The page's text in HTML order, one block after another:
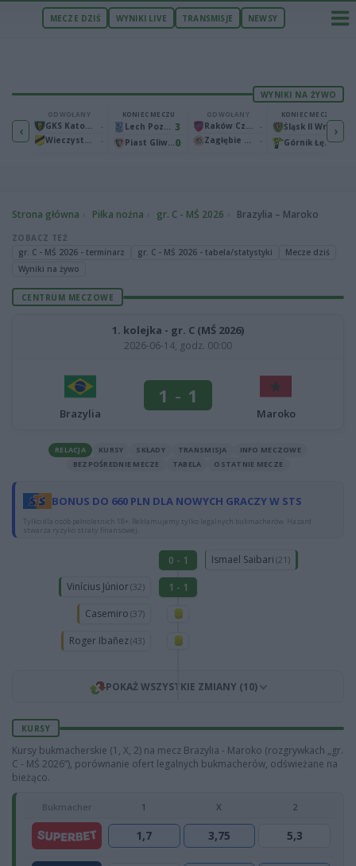
MECZE DZIŚ WYNIKI LIVE TRANSMISJE NEWSY
WYNIKI NA ŻYWO
‹
Warta Poznań 2
ODWOŁANY
GKS Katowice
Wieczysta Kraków
KONIEC MECZU
Lech Poznań 3
Piast Gliwice0
ODWOŁANY
Raków Częstochowa
Zagłębie Lubin
KONIEC MECZU
2
Górnik Łęczna 0
›
Strona główna Piłka nożna gr. C - MŚ 2026 Brazylia – Maroko
ZOBACZ TEŻ
gr. C - MŚ 2026 - terminarz
gr. C - MŚ 2026 - tabela/statystyki
Mecze dziś
Wyniki na żywo
CENTRUM MECZOWE
1. kolejka - gr. C (MŚ 2026)
2026-06-14, godz. 00:00
Brazylia
1 - 1
Maroko
RELACJA KURSY SKŁADY TRANSMISJA
INFO MECZOWE
BEZPOŚREDNIE MECZE
TABELA OSTATNIE MECZE
BONUS DO 660 PLN DLA NOWYCH GRACZY W STS
Tylko dla osób pełnoletnich 18+. Reklamujemy tylko legalnych bukmacherów. Hazard
stwarza ryzyko straty finansowej.
0 - 1 Ismael Saibari (21)
Vinícius Júnior(32)
1 - 1
Casemiro (37)
Roger Ibañez(43)
POKAŻ WSZYSTKIE ZMIANY (10)
KURSY
Kursy bukmacherskie (1, X, 2) na mecz Brazylia - Maroko (rozgrywkach „gr.
C - MŚ 2026”), porównanie ofert legalnych bukmacherów, odświeżane na
bieżąco.
Bukmacher 1 X 2
1,7 3,75 5,3